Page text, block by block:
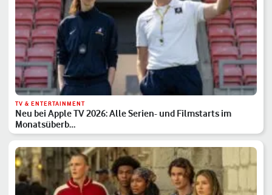
TV & ENTERTAINMENT
Neu bei Apple TV 2026: Alle Serien- und Filmstarts im
Monatsüberb…